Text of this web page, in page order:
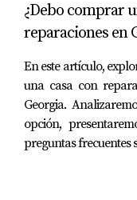
ofertas más
ESTUDIOS
Caso 1: La
La familia Pérez
laborales. Al
comprar su primera
¿Debo comprar
reparaciones en
En este artículo,
una casa con
Georgia.
opción,
preguntas frecuentes